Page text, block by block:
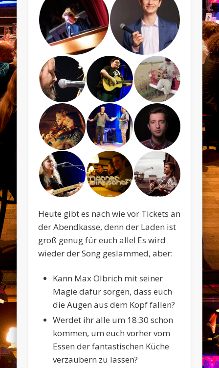
Heute gibt es nach wie vor Tickets an
der Abendkasse, denn der Laden ist
groß genug für euch alle! Es wird
wieder der Song geslammed, aber:
Kann Max Olbrich mit seiner
Magie dafür sorgen, dass euch
die Augen aus dem Kopf fallen?
Werdet ihr alle um 18:30 schon
kommen, um euch vorher vom
Essen der fantastischen Küche
verzaubern zu lassen?